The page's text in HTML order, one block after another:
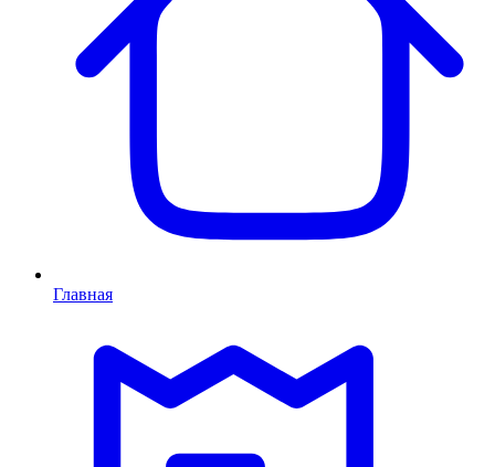
Главная